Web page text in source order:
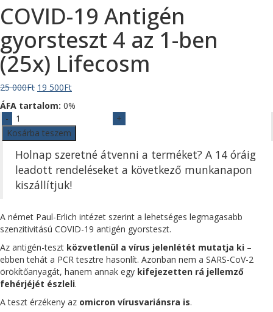
COVID-19 Antigén
gyorsteszt 4 az 1-ben
(25x) Lifecosm
25 000Ft Original
was:
25
000Ft.
19 500FtCurrent
is:
19
ÁFA tartalom: 0%
COVID-
19
Antigén
gyorsteszt
4
az
1-
(25x)
Lifecosm
Kosárba teszem
Holnap szeretné átvenni a terméket? A 14 óráig
leadott rendeléseket a következő munkanapon
kiszállítjuk!
A német Paul-Erlich intézet szerint a lehetséges legmagasabb
szenzitivitású COVID-19 antigén gyorsteszt.
Az antigén-teszt közvetlenül a vírus jelenlétét mutatja ki –
ebben tehát a PCR tesztre hasonlít. Azonban nem a SARS-CoV-2
örökítőanyagát, hanem annak egy kifejezetten rá jellemző
fehérjéjét észleli.
A teszt érzékeny az omicron vírusvariánsra is.